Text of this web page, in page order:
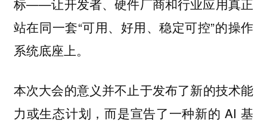
标——让开发者、硬件厂商和行业应用真正
站在同一套“可用、好用、稳定可控”的操作
系统底座上。
本次大会的意义并不止于发布了新的技术能
力或生态计划，而是宣告了一种新的 AI 基